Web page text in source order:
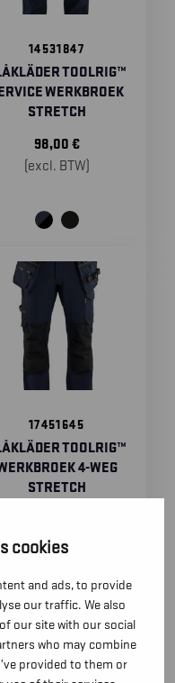
cookies
and ads, to provide
our traffic. We also
our site with our social
who may combine
provided to them or
14531847
TOOLRIG™
WERKBROEK
STRETCH
98,00 €
(excl. BTW)
17451645
TOOLRIG™
4-WEG
STRETCH
(excl. BTW)